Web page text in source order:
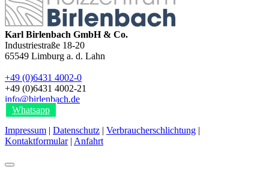
Karl Birlenbach GmbH & Co.
Industriestraße 18-20
65549 Limburg a. d. Lahn
+49 (0)6431 4002-0
+49 (0)6431 4002-21
info@birlenbach.de
Whatsapp
Impressum | Datenschutz | Verbraucherschlichtung |
Kontaktformular| Anfahrt